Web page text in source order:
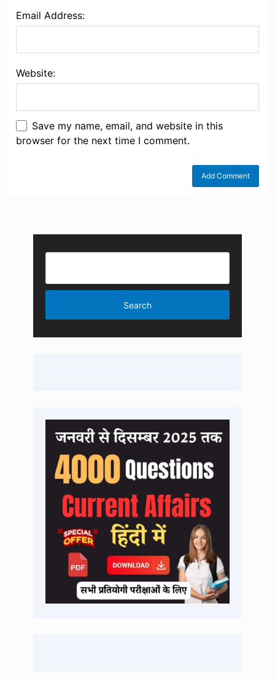
Email Address:
Website:
Save my name, email, and website in this
browser for the next time I comment.